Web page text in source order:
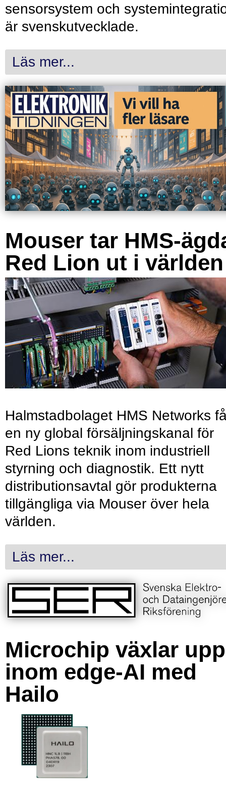
sensorsystem och
är svenskutvecklade.
Läs mer...
Mouser tar HMS-
Red Lion ut i världen
Halmstadbolaget HMS Networks
en ny global försäljningskanal för
Red Lions teknik inom industriell
styrning och diagnostik. Ett nytt
distributionsavtal gör produkterna
tillgängliga via Mouser över hela
världen.
Läs mer...
Microchip växlar upp
inom edge-AI med
Hailo